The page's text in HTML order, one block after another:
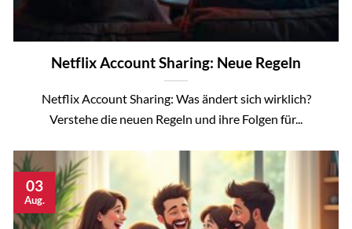
Netflix Account Sharing: Neue Regeln
Netflix Account Sharing: Was ändert sich wirklich?
Verstehe die neuen Regeln und ihre Folgen für...
03
Aug.